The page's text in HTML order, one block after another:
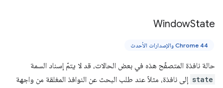
WindowState
Chrome 44 والإصدارات الأحدث
حالة نافذة المتصفّح هذه في بعض الحالات، قد لا يتمّ إسناد السمة
state إلى نافذة، مثلاً عند طلب البحث عن النوافذ المغلقة من واجهة